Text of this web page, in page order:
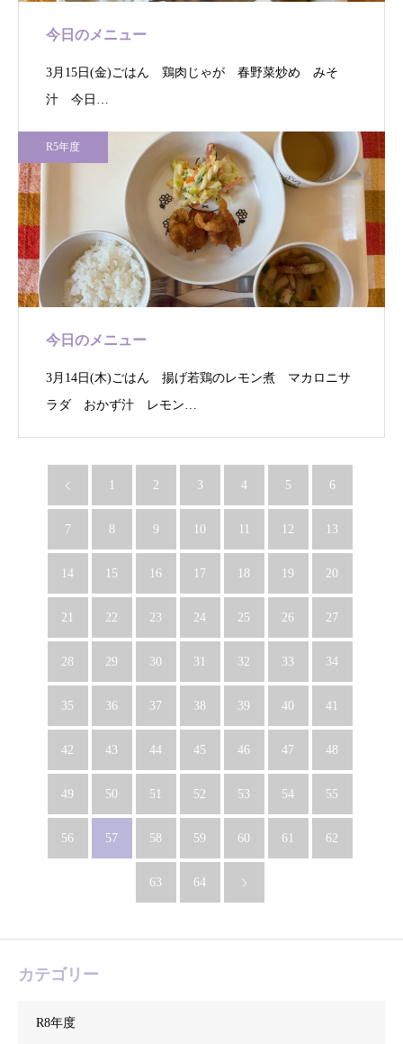
今日のメニュー
3月15日(金)ごはん 鶏肉じゃが 春野菜炒め みそ
汁 今日…
R5年度
今日のメニュー
3月14日(木)ごはん 揚げ若鶏のレモン煮 マカロニサ
ラダ おかず汁 レモン…
1 2 3 4 5 6
7 8 9 10 11 12 13
14 15 16 17 18 19 20
21 22 23 24 25 26 27
28 29 30 31 32 33 34
35 36 37 38 39 40 41
42 43 44 45 46 47 48
49 50 51 52 53 54 55
56 57 58 59 60 61 62
63 64
カテゴリー
R8年度